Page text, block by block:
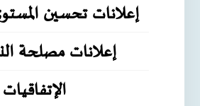
إعلانات تحسين
إعلانات مصلحة
الإتفاقيات